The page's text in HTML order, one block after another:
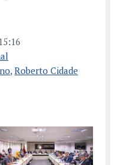
, Roberto Cidade